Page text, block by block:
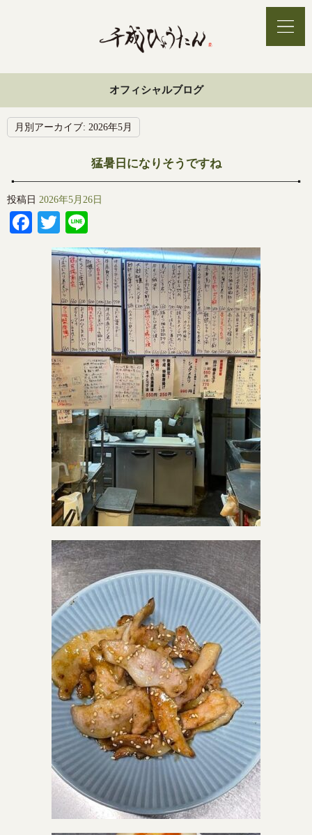
オフィシャルブログ
月別アーカイブ: 2026年5月
猛暑日になりそうですね
投稿日 2026年5月26日
Facebook
Twitter